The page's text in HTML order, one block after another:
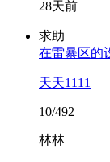
28天前
求助
在雷暴区的
天天1111
10/492
林林